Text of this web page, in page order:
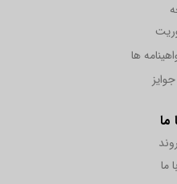
ها
ما
ما